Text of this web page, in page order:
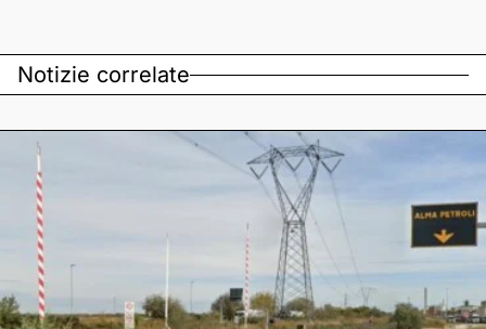
Notizie correlate